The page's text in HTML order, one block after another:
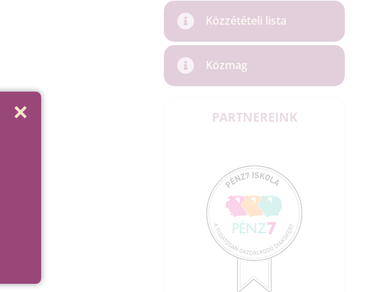
Közzétételi lista
Közmag
PARTNEREINK